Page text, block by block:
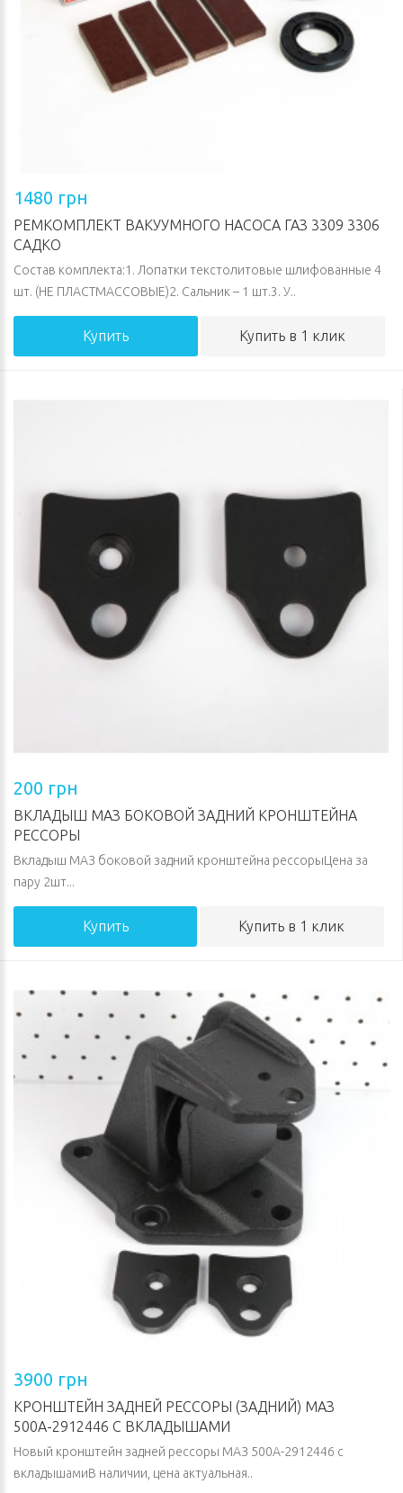
1480 грн
РЕМКОМПЛЕКТ ВАКУУМНОГО НАСОСА ГАЗ 3309 3306
САДКО
Состав комплекта:1. Лопатки текстолитовые шлифованные 4
шт. (НЕ ПЛАСТМАССОВЫЕ)2. Сальник – 1 шт.3. У..
Купить Купить в 1 клик
200 грн
ВКЛАДЫШ МАЗ БОКОВОЙ ЗАДНИЙ КРОНШТЕЙНА
РЕССОРЫ
Вкладыш МАЗ боковой задний кронштейна рессорыЦена за
пару 2шт...
Купить Купить в 1 клик
3900 грн
КРОНШТЕЙН ЗАДНЕЙ РЕССОРЫ (ЗАДНИЙ) МАЗ
500А-2912446 С ВКЛАДЫШАМИ
Новый кронштейн задней рессоры МАЗ 500А-2912446 с
вкладышамиВ наличии, цена актуальная..